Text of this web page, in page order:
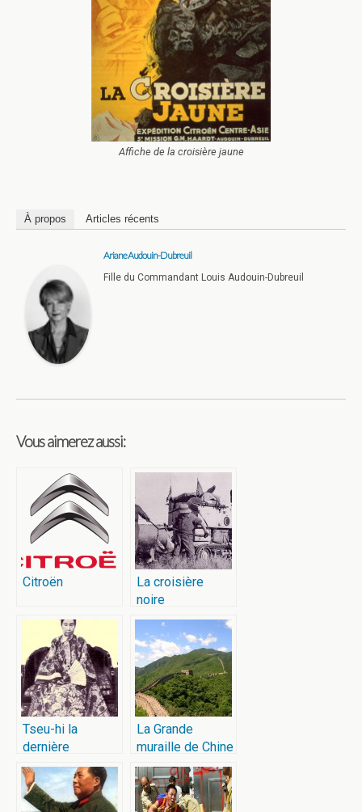
Affiche de la croisière jaune
À propos Articles récents
Ariane Audouin-Dubreuil
Fille du Commandant Louis Audouin-Dubreuil
Vous aimerez aussi:
Citroën
La croisière
noire
Tseu-hi la
dernière
impératrice de
Chine
La Grande
muraille de Chine